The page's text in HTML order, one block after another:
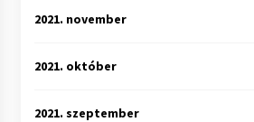
2021. november
2021. október
2021. szeptember